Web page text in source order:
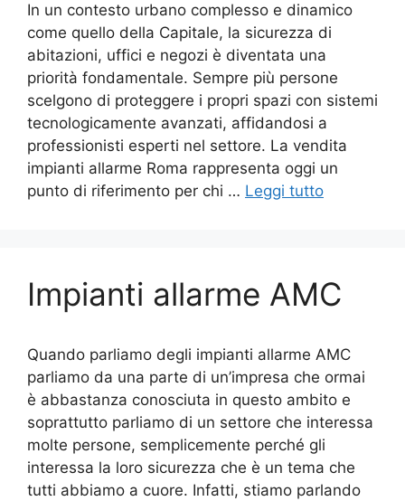
In un contesto urbano complesso e dinamico
come quello della Capitale, la sicurezza di
abitazioni, uffici e negozi è diventata una
priorità fondamentale. Sempre più persone
scelgono di proteggere i propri spazi con sistemi
tecnologicamente avanzati, affidandosi a
professionisti esperti nel settore. La vendita
impianti allarme Roma rappresenta oggi un
punto di riferimento per chi … Leggi tutto
Impianti allarme AMC
Quando parliamo degli impianti allarme AMC
parliamo da una parte di un’impresa che ormai
è abbastanza conosciuta in questo ambito e
soprattutto parliamo di un settore che interessa
molte persone, semplicemente perché gli
interessa la loro sicurezza che è un tema che
tutti abbiamo a cuore. Infatti, stiamo parlando